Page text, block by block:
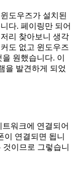
도우즈가 설치된
다. 페이링만 되어
리 찾아보니 생각
도 없고 윈도우즈
원했습니다. 이
을 발견하게 되었
워크에 연결되어
이 연결되면 됩니
이므로 그렇습니